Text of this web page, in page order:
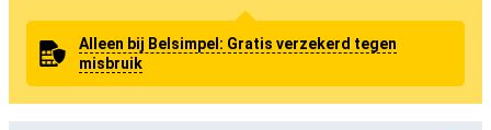
Alleen bij Belsimpel: Gratis verzekerd tegen
misbruik